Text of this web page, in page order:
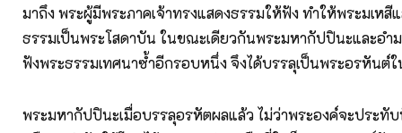
มาถึง พระผู้มีพระภาคเจ้าทรงแสดงธรรมให้ฟัง ทำให้พระมเหสี
ธรรมเป็นพระโสดาบัน ในขณะเดียวกันพระมหากัปปินะและอำ
ฟังพระธรรมเทศนาซ้ำอีกรอบหนึ่ง จึงได้บรรลุเป็นพระอรหันต์
พระมหากัปปินะเมื่อบรรลุอรหัตผลแล้ว ไม่ว่าพระองค์จะประทั